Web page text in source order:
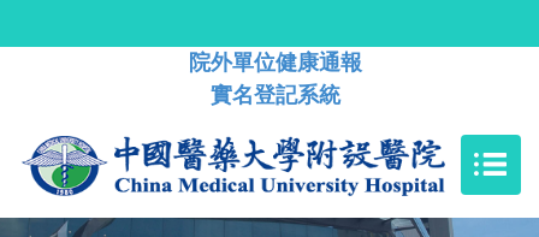
院外單位健康通報
實名登記系統